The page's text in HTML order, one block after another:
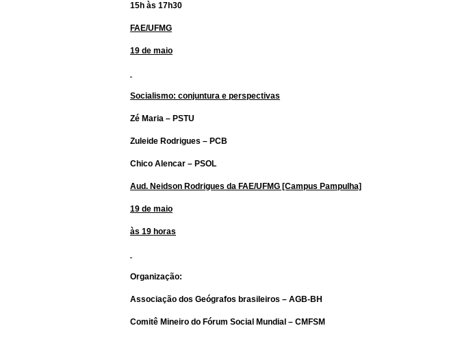
15h às 17h30
FAE/UFMG
19 de maio
Socialismo: conjuntura e perspectivas
Zé Maria – PSTU
Zuleide Rodrigues – PCB
Chico Alencar – PSOL
Aud. Neidson Rodrigues da FAE/UFMG [Campus Pampulha]
19 de maio
às 19 horas
Organização:
Associação dos Geógrafos brasileiros – AGB-BH
Comitê Mineiro do Fórum Social Mundial – CMFSM